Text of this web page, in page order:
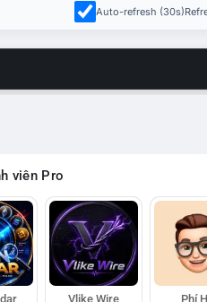
Auto-refresh (30s)
viên Pro
Vlike Wire Phí